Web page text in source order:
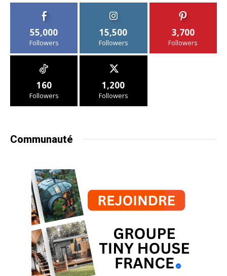
55,000
Followers
15,500
Followers
3,700
Followers
160
Followers
1,200
Followers
Communauté